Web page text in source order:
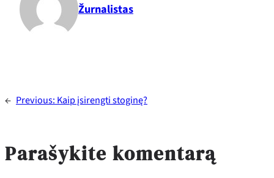
Žurnalistas
← Previous: Kaip įsirengti stoginę?
Parašykite komentarą